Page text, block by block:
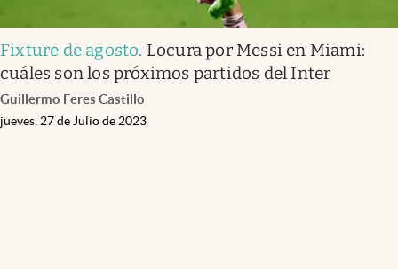
Fixture de agosto. Locura por Messi en Miami:
cuáles son los próximos partidos del Inter
Guillermo Feres Castillo
jueves, 27 de Julio de 2023